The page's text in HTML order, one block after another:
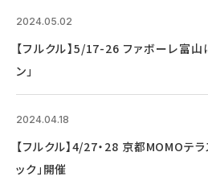
2024.05.02
【フルクル】5/17-26 ファボーレ富山
ン」
2024.04.18
【フルクル】4/27・28 京都MOMOテ
ック」開催